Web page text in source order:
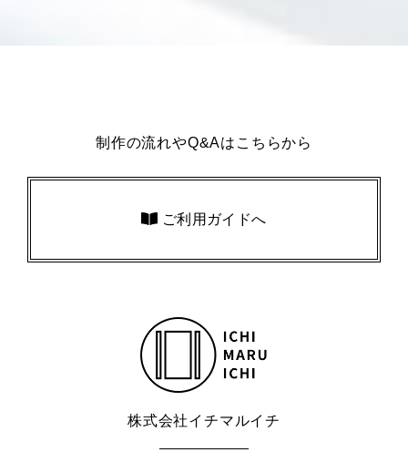
制作の流れやQ&Aはこちらから
ご利用ガイドへ
株式会社イチマルイチ